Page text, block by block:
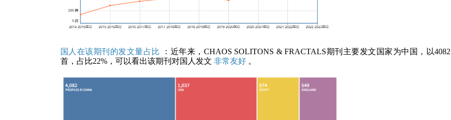
国人在该期刊的发文量占比
：近年来，CHAOS SOLITONS & FRACTALS期刊主要发文国家为中国，以
首，占比22%，可以看出该期刊对国人发文 非常友好 。